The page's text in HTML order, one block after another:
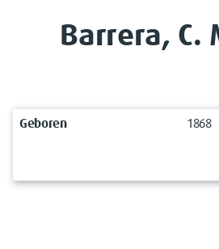
Barrera, C.
Geboren 1868